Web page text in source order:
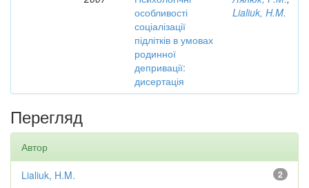
особливості
соціалізації
підлітків в умовах
родинної
депривації:
дисертація
Lialiuk, H.M.
Перегляд
Автор
2
Lialiuk, H.M.